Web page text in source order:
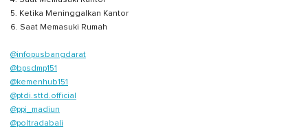
5. Ketika Meninggalkan Kantor
6. Saat Memasuki Rumah
@infopusbangdarat
@bpsdmp151
@kemenhub151
@ptdi.sttd.official
@ppi_madiun
@poltradabali